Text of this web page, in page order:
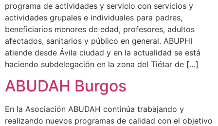
programa de actividades y servicio con servicios y
actividades grupales e individuales para padres,
beneficiarios menores de edad, profesores, adultos
afectados, sanitarios y público en general. ABUPHI
atiende desde Ávila ciudad y en la actualidad se está
haciendo subdelegación en la zona del Tiétar de […]
ABUDAH Burgos
En la Asociación ABUDAH continúa trabajando y
realizando nuevos programas de calidad con el objetivo